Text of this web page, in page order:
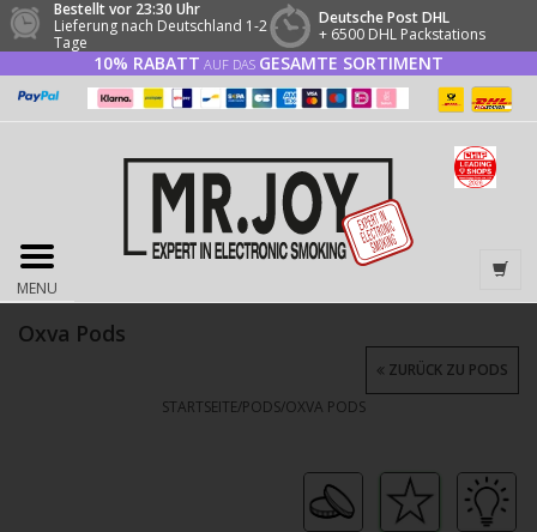
Bestellt vor 23:30 Uhr
Lieferung nach Deutschland 1-2
Tage
Deutsche Post DHL
+ 6500 DHL Packstations
10% RABATT AUF DAS GESAMTE SORTIMENT
MENU
Oxva Pods
STARTSEITE/PODS/OXVA PODS
ZURÜCK ZU PODS